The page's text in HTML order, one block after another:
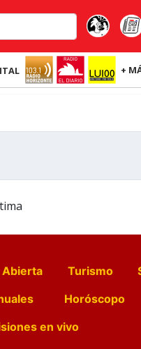
+
Abierta Turismo
Horóscopo
en vivo